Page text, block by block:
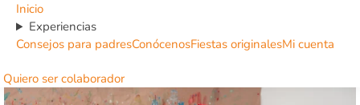
Inicio
Experiencias
Consejos para padresConócenosFiestas originalesMi cuenta
Quiero ser colaborador